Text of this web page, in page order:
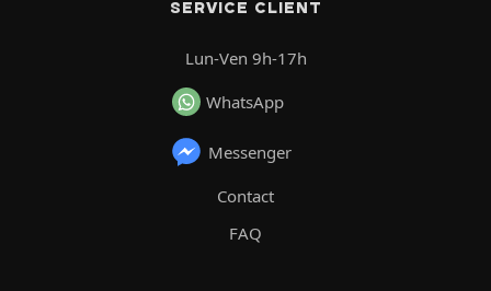
SERVICE CLIENT
Lun-Ven 9h-17h
WhatsApp
Messenger
Contact
FAQ